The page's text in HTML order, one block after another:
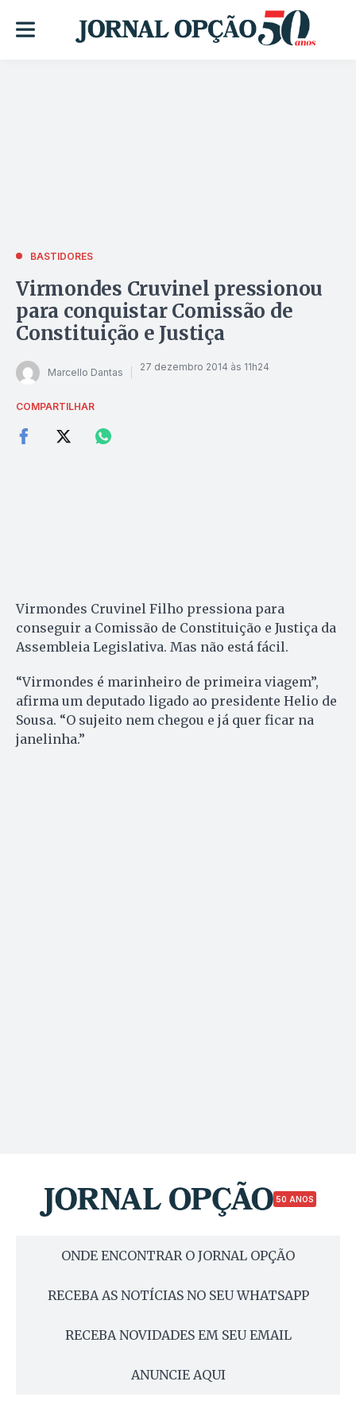
BASTIDORES
Virmondes Cruvinel pressionou
para conquistar Comissão de
Constituição e Justiça
Marcello Dantas 27 dezembro 2014 às 11h24
COMPARTILHAR
Virmondes Cruvinel Filho pressiona para
conseguir a Comissão de Constituição e Justiça da
Assembleia Legislativa. Mas não está fácil.
“Virmondes é marinheiro de primeira viagem”,
afirma um deputado ligado ao presidente Helio de
Sousa. “O sujeito nem chegou e já quer ficar na
janelinha.”
50 ANOS
ONDE ENCONTRAR O JORNAL OPÇÃO
RECEBA AS NOTÍCIAS NO SEU WHATSAPP
RECEBA NOVIDADES EM SEU EMAIL
ANUNCIE AQUI